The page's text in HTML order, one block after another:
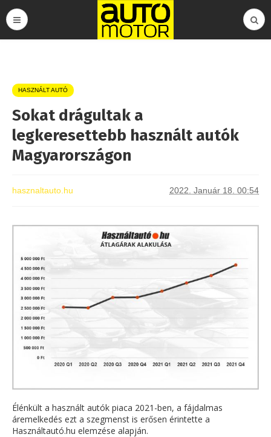
HASZNÁLT AUTÓ
Sokat drágultak a
legkeresettebb használt autók
Magyarországon
hasznaltauto.hu 2022. Január 18. 00:54
Élénkült a használt autók piaca 2021-ben, a fájdalmas
áremelkedés ezt a szegmenst is erősen érintette a
Használtautó.hu elemzése alapján.